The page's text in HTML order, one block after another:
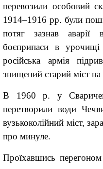
перевозили особовий
1914–1916 рр. були
потяг зазнав аварії
боєприпаси в
російська армія
знищений старий міст
В 1960 р. у
перетворили води
вузькоколійний міст,
про минуле.
Проїхавшись